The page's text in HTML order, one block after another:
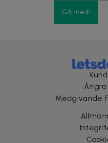
Gå med!
Medgivande